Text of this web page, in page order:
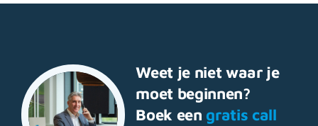
Weet je niet waar je
moet beginnen?
Boek een gratis call